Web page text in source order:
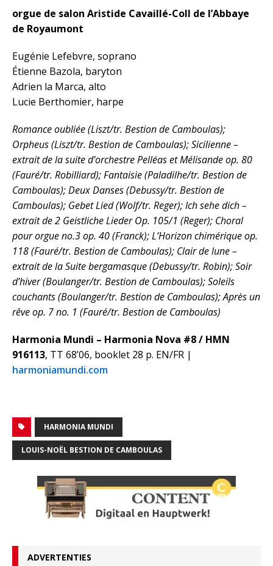
orgue de salon Aristide Cavaillé-Coll de l’Abbaye
de Royaumont
Eugénie Lefebvre, soprano
Étienne Bazola, baryton
Adrien la Marca, alto
Lucie Berthomier, harpe
Romance oubliée (Liszt/tr. Bestion de Camboulas);
Orpheus (Liszt/tr. Bestion de Camboulas); Sicilienne –
extrait de la suite d’orchestre Pelléas et Mélisande op. 80
(Fauré/tr. Robilliard); Fantaisie (Paladilhe/tr. Bestion de
Camboulas); Deux Danses (Debussy/tr. Bestion de
Camboulas); Gebet Lied (Wolf/tr. Reger); Ich sehe dich –
extrait de 2 Geistliche Lieder Op. 105/1 (Reger); Choral
pour orgue no.3 op. 40 (Franck); L’Horizon chimérique op.
118 (Fauré/tr. Bestion de Camboulas); Clair de lune –
extrait de la Suite bergamasque (Debussy/tr. Robin); Soir
d’hiver (Boulanger/tr. Bestion de Camboulas); Soleils
couchants (Boulanger/tr. Bestion de Camboulas); Après un
rêve op. 7 no. 1 (Fauré/tr. Bestion de Camboulas)
Harmonia Mundi – Harmonia Nova #8 / HMN
916113, TT 68’06, booklet 28 p. EN/FR |
harmoniamundi.com
HARMONIA MUNDI
LOUIS-NOËL BESTION DE CAMBOULAS
ADVERTENTIES